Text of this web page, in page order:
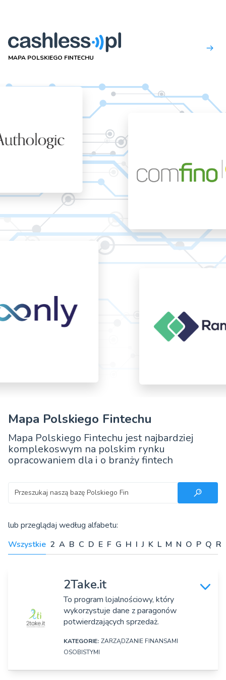
MAPA POLSKIEGO FINTECHU
Mapa Polskiego Fintechu
Mapa Polskiego Fintechu jest najbardziej
komplekoswym na polskim rynku
opracowaniem dla i o branży fintech
Szukaj
lub przeglądaj według alfabetu:
Wszystkie 2 A B C D E F G H I J K L M N O P Q R
2Take.it
To program lojalnościowy, który
wykorzystuje dane z paragonów
potwierdzających sprzedaż.
KATEGORIE: ZARZĄDZANIE FINANSAMI
OSOBISTYMI